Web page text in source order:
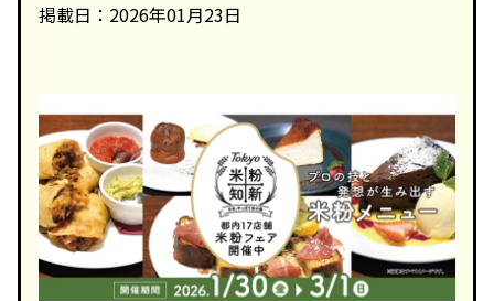
掲載日：2026年01月23日